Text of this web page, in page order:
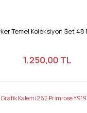
Temel Koleksiyon Set
1.250,00 TL